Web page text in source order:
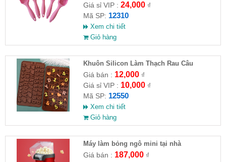
Giá sỉ VIP : 24,000₫
Mã SP: 12310
Xem chi tiết
Giỏ hàng
Khuôn Silicon Làm Thạch Rau Câu
Chocolate
Giá bán : 12,000₫
Giá sỉ VIP : 10,000₫
Mã SP: 12550
Xem chi tiết
Giỏ hàng
Máy làm bỏng ngô mini tại nhà
Giá bán : 187,000₫